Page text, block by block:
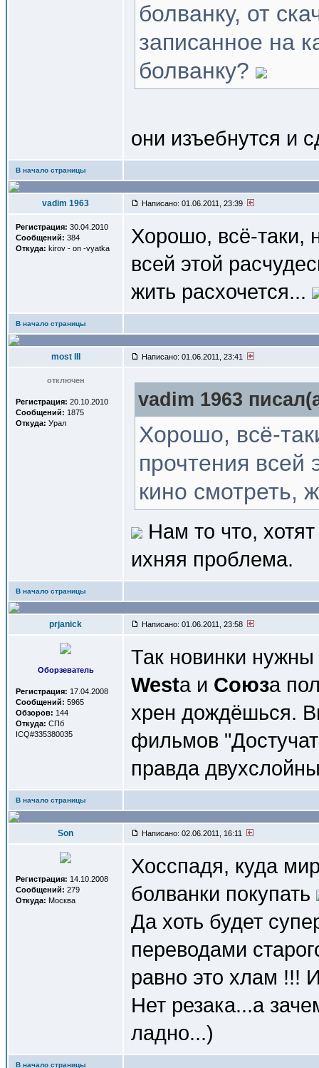
болванку, от
записанное на
болванку?
они изъебнутся и
В начало страницы
vadim 1963 Написано: 01.06.2011, 23:39
Регистрация: 30.04.2010
Сообщений: 384
Откуда: kirov - on -vyatka
Хорошо, всё-таки,
всей этой
жить расхочется...
В начало страницы
most III Написано: 01.06.2011, 23:41
отключен
Регистрация: 20.10.2010
Сообщений: 1875
Откуда: Урал
vadim 1963
Хорошо, всё-
прочтения всей
кино смотреть,
Нам то что,
ихняя проблема.
В начало страницы
prjanick Написано: 01.06.2011, 23:58
Оборзеватель
Регистрация: 17.04.2008
Сообщений: 5965
Обзоров: 144
Откуда: СПб
ICQ#335380035
Так новинки
Westа и Союза
хрен дождёшься.
фильмов
правда
В начало страницы
Son Написано: 02.06.2011, 16:11
Регистрация: 14.10.2008
Сообщений: 279
Откуда: Москва
Хосспадя, куда
болванки покупать
Да хоть будет
переводами
равно это хлам !!!
Нет резака...а
ладно...)
В начало страницы